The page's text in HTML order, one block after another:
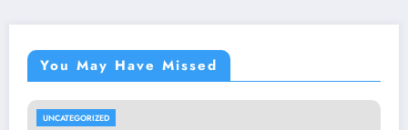
You May Have Missed
UNCATEGORIZED